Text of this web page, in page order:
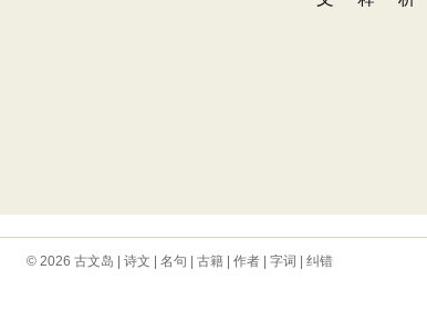
© 2026 古文岛 诗文 名句 古籍| 作者| 字词 纠错